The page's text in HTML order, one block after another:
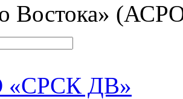
Востока»
«СРСК ДВ»